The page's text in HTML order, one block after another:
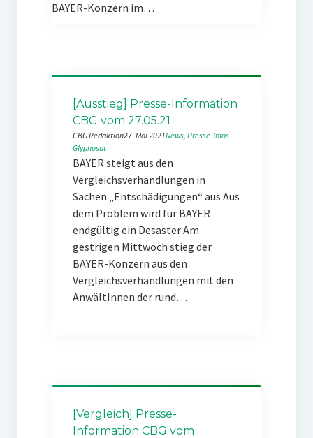
BAYER-Konzern im…
[Ausstieg] Presse-Information
CBG vom 27.05.21
CBG Redaktion27. Mai 2021News, Presse-Infos
Glyphosat
BAYER steigt aus den
Vergleichsverhandlungen in
Sachen „Entschädigungen“ aus Aus
dem Problem wird für BAYER
endgültig ein Desaster Am
gestrigen Mittwoch stieg der
BAYER-Konzern aus den
Vergleichsverhandlungen mit den
AnwältInnen der rund…
[Vergleich] Presse-
Information CBG vom